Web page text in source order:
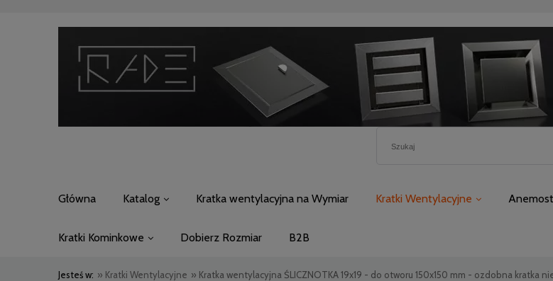
Główna Katalog Kratka wentylacyjna na Wymiar Kratki Wentylacyjne
Kratki Kominkowe Dobierz Rozmiar B2B
Jesteś w: » Kratki Wentylacyjne » Kratka wentylacyjna ŚLICZNOTKA 19x19 - do otworu 150x150 mm - ozdobna kratka